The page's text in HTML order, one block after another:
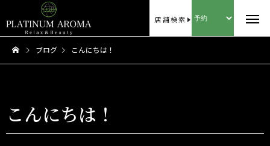
店舗検索
ブログ こんにちは！
こんにちは！